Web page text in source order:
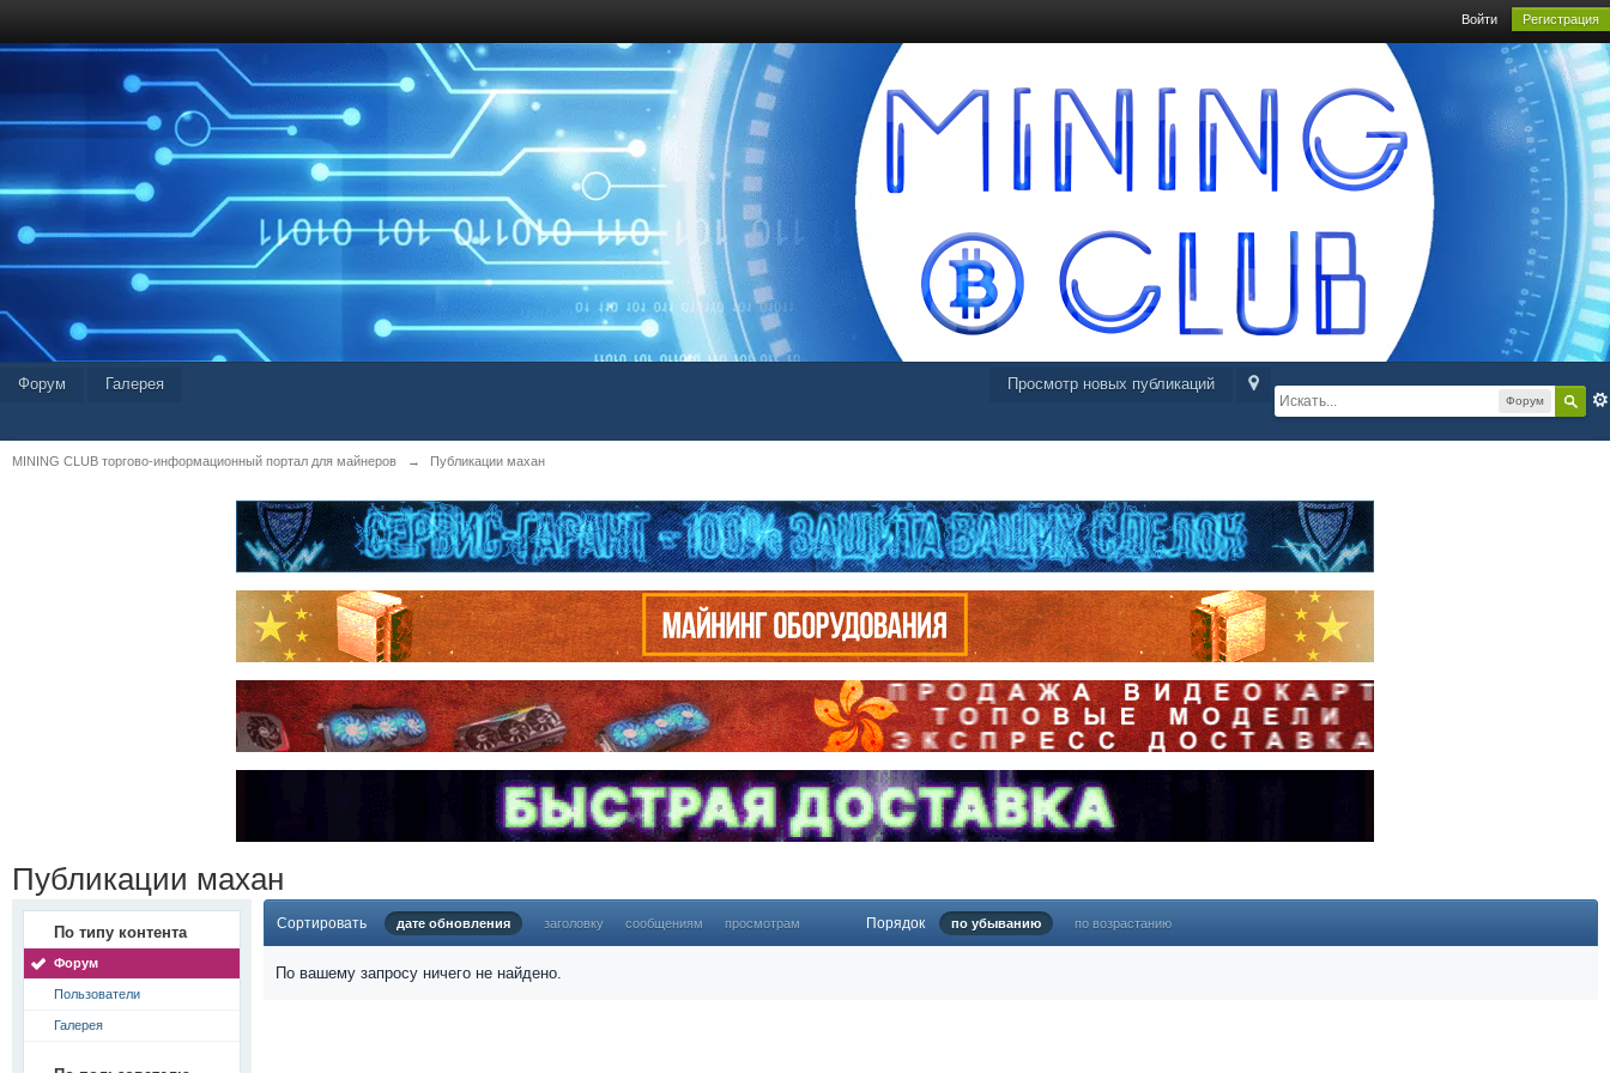
Войти Регистрация
Форум
Просмотр новых публикаций
Форум Галерея
MINING CLUB торгово-информационный портал для майнеров → Публикации махан
Публикации махан
По типу контента
Форум
Пользователи
Галерея
Сортировать дате обновления заголовку сообщениям просмотрам Порядок по убыванию по возрастанию
По вашему запросу ничего не найдено.